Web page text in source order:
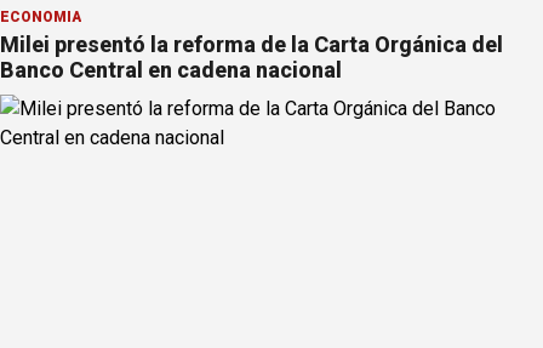
ECONOMÍA
Milei presentó la reforma de la Carta Orgánica del
Banco Central en cadena nacional